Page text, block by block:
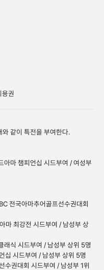
권
같이 특전을 부여한다.
마 챔피언십 시드부여 / 여성부
전국아마추어골프선수권대회
마 최강전 시드부여 / 남성부 상
식 시드부여 / 남성부 상위 5명
십 시드부여 / 남성부 상위 5명
권대회 시드부여 / 남성부 1위